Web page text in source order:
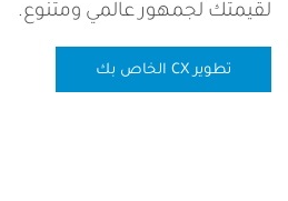
لقيمتك لجمهور عالمي ومتنوع.
تطوير CX الخاص بك